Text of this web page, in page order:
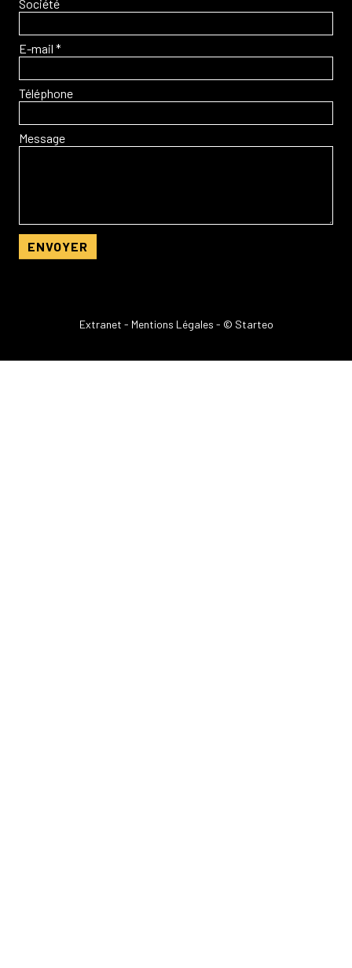
Société
E-mail *
Téléphone
Message
Extranet - Mentions Légales - © Starteo